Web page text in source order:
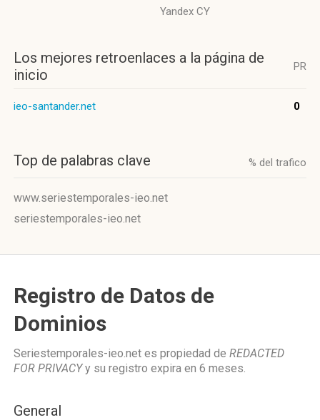
Yandex CY
Los mejores retroenlaces a la página de
inicio
PR
ieo-santander.net 0
Top de palabras clave % del trafico
www.seriestemporales-ieo.net
seriestemporales-ieo.net
Registro de Datos de
Dominios
Seriestemporales-ieo.net es propiedad de REDACTED
FOR PRIVACYy su registro expira en 6 meses.
General